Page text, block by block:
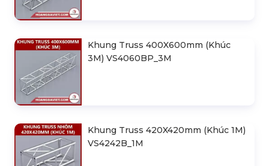
Khung Truss 400X600mm (Khúc
3M) VS4060BP_3M
Khung Truss 420X420mm (Khúc 1M)
VS4242B_1M